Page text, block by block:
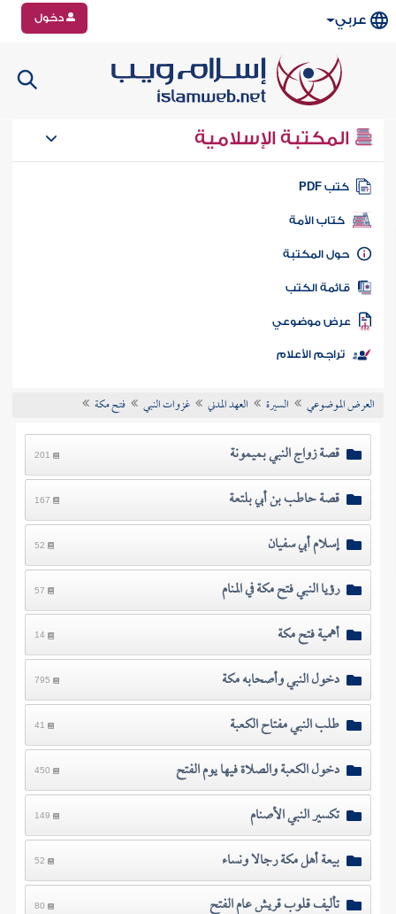
عربي دخول
المكتبة الإسلامية
كتب PDF
كتاب الأمة
المكتبة
الكتب
موضوعي
تراجم الأعلام
العرض الموضوعي السيرة العهد المدني غزوات النبي فتح مكة
قصة زواج النبي بميمونة 201
قصة حاطب بن أبي بلتعة 167
إسلام أبي سفيان 52
رؤيا النبي فتح مكة في المنام 57
أهمية فتح مكة 14
دخول النبي وأصحابه مكة 795
طلب النبي مفتاح الكعبة 41
دخول الكعبة والصلاة فيها يوم الفتح 450
تكسير النبي الأصنام 149
بيعة أهل مكة رجالا ونساء 52
تأليف قلوب قريش عام الفتح 80